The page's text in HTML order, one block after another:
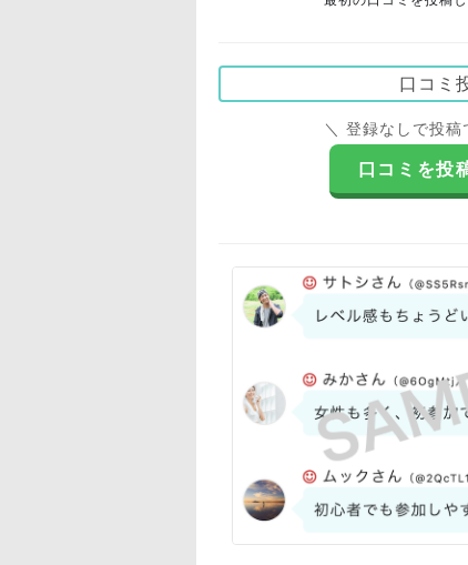
口コミ
＼ 登録なしで投稿
口コミを投